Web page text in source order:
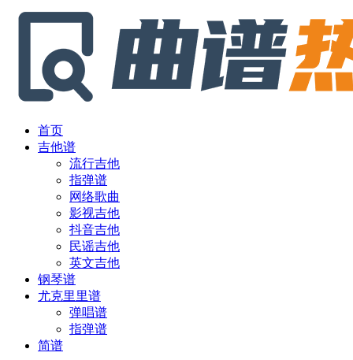
首页
吉他谱
流行吉他
指弹谱
网络歌曲
影视吉他
抖音吉他
民谣吉他
英文吉他
钢琴谱
尤克里里谱
弹唱谱
指弹谱
简谱